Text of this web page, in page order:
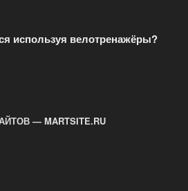
используя велотренажёры?
— MARTSITE.RU